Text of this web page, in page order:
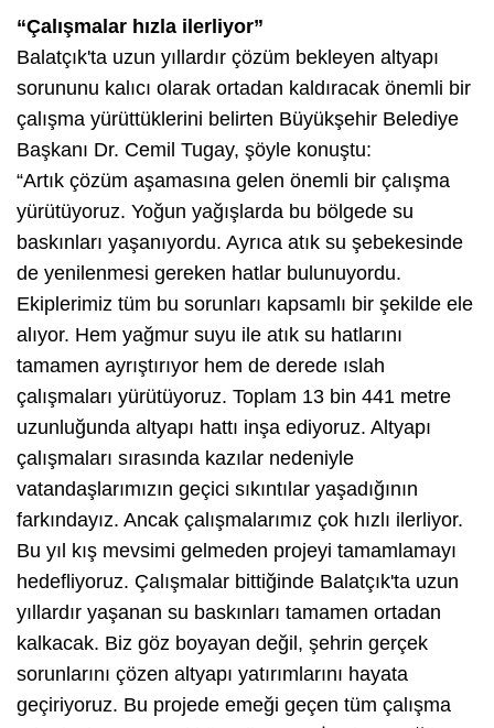
“Çalışmalar hızla ilerliyor”
Balatçık'ta uzun yıllardır çözüm bekleyen altyapı
sorununu kalıcı olarak ortadan kaldıracak önemli bir
çalışma yürüttüklerini belirten Büyükşehir Belediye
Başkanı Dr. Cemil Tugay, şöyle konuştu:
“Artık çözüm aşamasına gelen önemli bir çalışma
yürütüyoruz. Yoğun yağışlarda bu bölgede su
baskınları yaşanıyordu. Ayrıca atık su şebekesinde
de yenilenmesi gereken hatlar bulunuyordu.
Ekiplerimiz tüm bu sorunları kapsamlı bir şekilde ele
alıyor. Hem yağmur suyu ile atık su hatlarını
tamamen ayrıştırıyor hem de derede ıslah
çalışmaları yürütüyoruz. Toplam 13 bin 441 metre
uzunluğunda altyapı hattı inşa ediyoruz. Altyapı
çalışmaları sırasında kazılar nedeniyle
vatandaşlarımızın geçici sıkıntılar yaşadığının
farkındayız. Ancak çalışmalarımız çok hızlı ilerliyor.
Bu yıl kış mevsimi gelmeden projeyi tamamlamayı
hedefliyoruz. Çalışmalar bittiğinde Balatçık'ta uzun
yıllardır yaşanan su baskınları tamamen ortadan
kalkacak. Biz göz boyayan değil, şehrin gerçek
sorunlarını çözen altyapı yatırımlarını hayata
geçiriyoruz. Bu projede emeği geçen tüm çalışma